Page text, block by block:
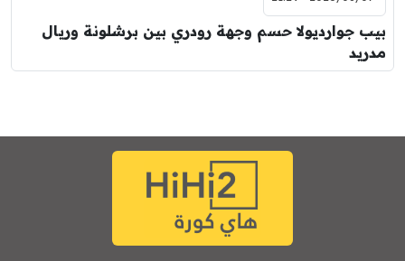
بيب جوارديولا حسم وجهة رودري بين برشلونة وريال
مدريد